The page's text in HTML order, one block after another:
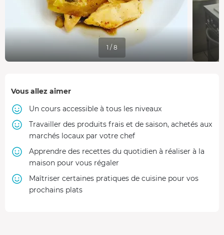
1 / 8
Vous allez aimer
Un cours accessible à tous les niveaux
Travailler des produits frais et de saison, achetés aux
marchés locaux par votre chef
Apprendre des recettes du quotidien à réaliser à la
maison pour vous régaler
Maîtriser certaines pratiques de cuisine pour vos
prochains plats